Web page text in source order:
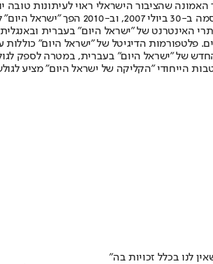
שהציבור הישראלי ראוי לעיתונות טובה
תשלום. המהדורה המודפסת
פלטפורמות הדיגיטל של "ישראל היום"
החדש של "ישראל היום" בעברית, במטרה
הייחודי "הקליקה של ישראל היום" מציע
לנו בכלל זכויות בה"